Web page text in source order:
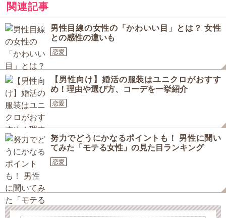
関連記事
男性目線の女性の「かわいい目」とは？ 女性
との感性の違いも
恋愛
【男性向け】婚活の服装はユニクロがおすす
め！理由や選び方、コーデを一挙紹介
恋愛
努力でどうにかなるポイントも！ 男性に聞い
てみた「モテる女性」の見た目ランキング
恋愛